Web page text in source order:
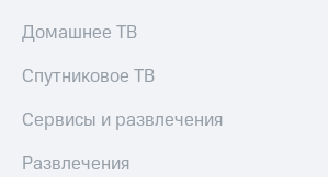
Домашнее ТВ
Спутниковое ТВ
Сервисы и развлечения
Развлечения